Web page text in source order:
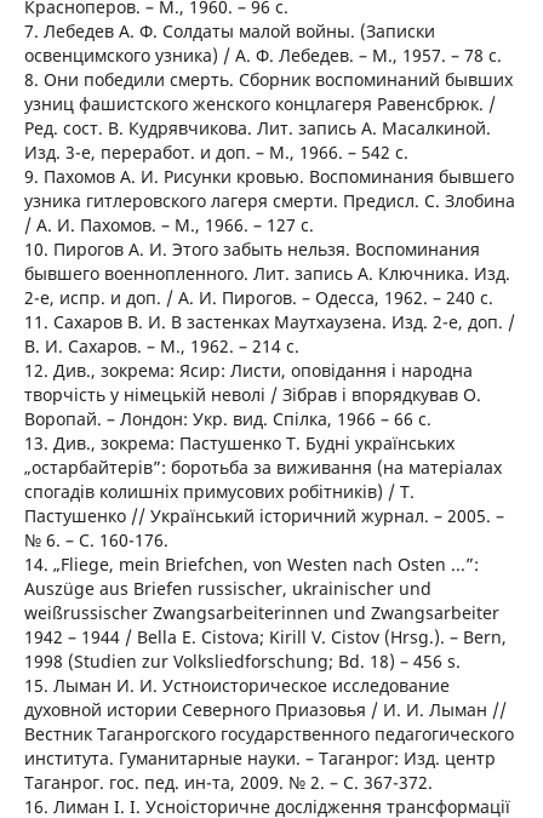
Красноперов. – М., 1960. – 96 с.
7. Лебедев А. Ф. Солдаты малой войны. (Записки
освенцимского узника) / А. Ф. Лебедев. – М., 1957. – 78 с.
8. Они победили смерть. Сборник воспоминаний бывших
узниц фашистского женского концлагеря Равенсбрюк. /
Ред. сост. В. Кудрявчикова. Лит. запись А. Масалкиной.
Изд. 3-е, переработ. и доп. – М., 1966. – 542 с.
9. Пахомов А. И. Рисунки кровью. Воспоминания бывшего
узника гитлеровского лагеря смерти. Предисл. С. Злобина
/ А. И. Пахомов. – М., 1966. – 127 с.
10. Пирогов А. И. Этого забыть нельзя. Воспоминания
бывшего военнопленного. Лит. запись А. Ключника. Изд.
2-е, испр. и доп. / А. И. Пирогов. – Одесса, 1962. – 240 с.
11. Сахаров В. И. В застенках Маутхаузена. Изд. 2-е, доп. /
В. И. Сахаров. – М., 1962. – 214 с.
12. Див., зокрема: Ясир: Листи, оповідання і народна
творчість у німецькій неволі / Зібрав і впорядкував О.
Воропай. – Лондон: Укр. вид. Спілка, 1966 – 66 с.
13. Див., зокрема: Пастушенко Т. Будні українських
„остарбайтерів”: боротьба за виживання (на матеріалах
спогадів колишніх примусових робітників) / Т.
Пастушенко // Український історичний журнал. – 2005. –
№ 6. – С. 160-176.
14. „Fliege, mein Briefchen, von Westen nach Osten ...”:
Auszüge aus Briefen russischer, ukrainischer und
weißrussischer Zwangsarbeiterinnen und Zwangsarbeiter
1942 – 1944 / Bella E. Cistova; Kirill V. Cistov (Hrsg.). – Bern,
1998 (Studien zur Volksliedforschung; Bd. 18) – 456 s.
15. Лыман И. И. Устноисторическое исследование
духовной истории Северного Приазовья / И. И. Лыман //
Вестник Таганрогского государственного педагогического
института. Гуманитарные науки. – Таганрог: Изд. центр
Таганрог. гос. пед. ин-та, 2009. № 2. – С. 367-372.
16. Лиман І. І. Усноісторичне дослідження трансформації